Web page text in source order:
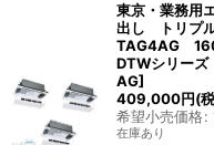
東京・業務用
出し トリプ
TAG4AG
DTWシリー
AG]
409,000円(
希望小売価格:
在庫あり